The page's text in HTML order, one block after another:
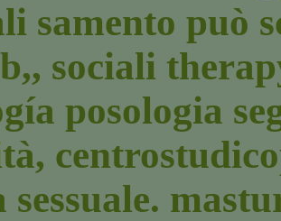
samento può
sociali
posologia
sessuale.